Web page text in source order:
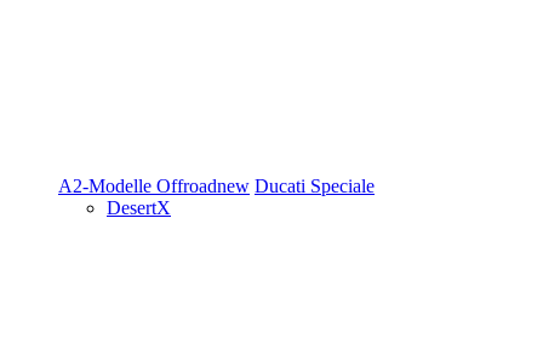
A2-Modelle Offroadnew Ducati Speciale
DesertX